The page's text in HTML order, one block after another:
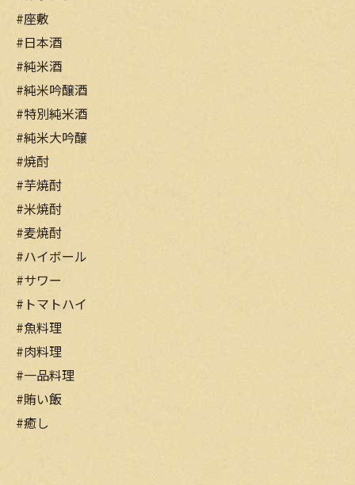
#座敷
#日本酒
#純米酒
#純米吟醸酒
#特別純米酒
#純米大吟醸
#焼酎
#芋焼酎
#米焼酎
#麦焼酎
#ハイボール
#サワー
#トマトハイ
#魚料理
#肉料理
#一品料理
#賄い飯
#癒し